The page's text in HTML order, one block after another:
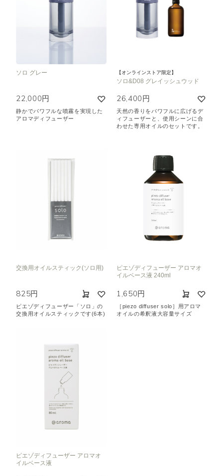
身の回り 4～8畳
ソロ グレー
22,000円
静かでパワフルな噴霧を実現した
アロマディフューザー
【オンラインストア限定】
ソロ&D08 グレイッシュウッド
26,400円
天然の香りをパワフルに広げるデ
ィフューザーと、使用シーンに合
わせた専用オイルのセットです。
交換用オイルスティック(ソロ用)
825円
ピエゾディフューザー「ソロ」の
交換用オイルスティックです(6本)
ピエゾディフューザー アロマオ
イルベース液 240ml
1,650円
［piezo diffuser solo］用アロマ
オイルの希釈液大容量サイズ
ピエゾディフューザー アロマオ
イルベース液